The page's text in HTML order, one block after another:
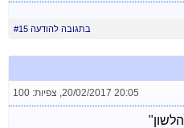
בתגובה להודעה #15
20/02/2017 20:05 צפיות: 100